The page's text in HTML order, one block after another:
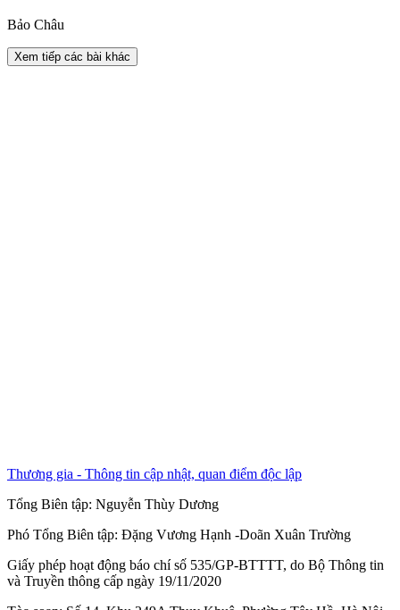
Bảo Châu
Xem tiếp các bài khác
Thương gia - Thông tin cập nhật, quan điểm độc lập
Tổng Biên tập: Nguyễn Thùy Dương
Phó Tổng Biên tập: Đặng Vương Hạnh -Doãn Xuân Trường
Giấy phép hoạt động báo chí số 535/GP-BTTTT, do Bộ Thông tin
và Truyền thông cấp ngày 19/11/2020